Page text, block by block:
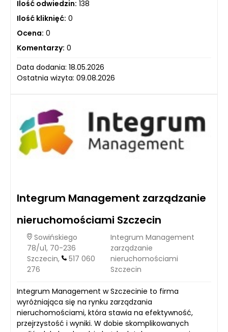
Ilość odwiedzin: 138
Ilość kliknięć: 0
Ocena: 0
Komentarzy: 0
Data dodania: 18.05.2026
Ostatnia wizyta: 09.08.2026
Integrum Management zarządzanie
nieruchomościami Szczecin
Sowińskiego
78/u1, 70-236
Szczecin,
517 060
276
Integrum Management
zarządzanie
nieruchomościami
Szczecin
Integrum Management w Szczecinie to firma
wyróżniająca się na rynku zarządzania
nieruchomościami, która stawia na efektywność,
przejrzystość i wyniki. W dobie skomplikowanych